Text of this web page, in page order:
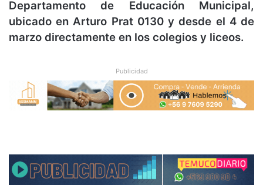
Departamento de Educación Municipal,
ubicado en Arturo Prat 0130 y desde el 4 de
marzo directamente en los colegios y liceos.
Publicidad